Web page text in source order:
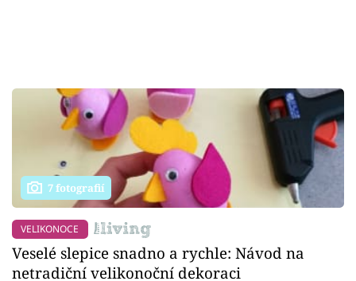
7 fotografií
VELIKONOCE
Veselé slepice snadno a rychle: Návod na
netradiční velikonoční dekoraci